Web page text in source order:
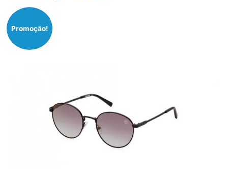
Promoção!